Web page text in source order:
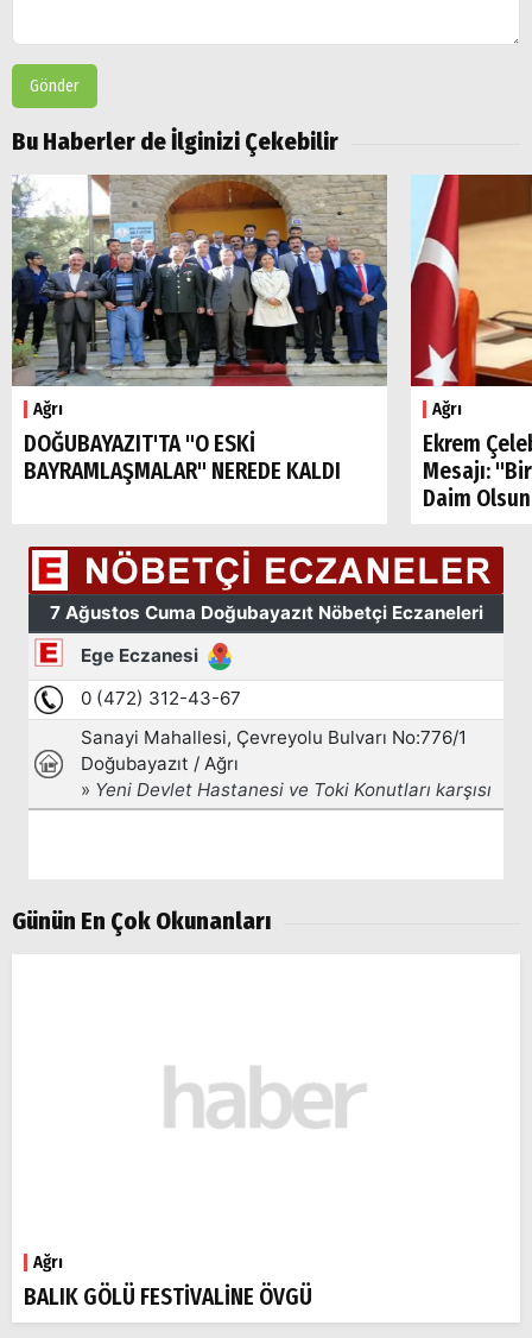
Gönder
Bu Haberler de İlginizi Çekebilir
Ağrı
DOĞUBAYAZIT'TA "O ESKİ
BAYRAMLAŞMALAR" NEREDE KALDI
Ağrı
Ekrem
Mesajı:
Daim
Günün En Çok Okunanları
Ağrı
BALIK GÖLÜ FESTİVALİNE ÖVGÜ